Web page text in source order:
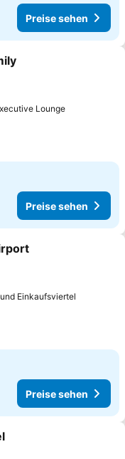
Preise sehen
hinzufügen
Lounge
Preise sehen
hinzufügen
Einkaufsviertel
Preise sehen
hinzufügen